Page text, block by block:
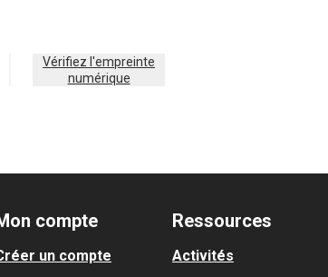
Vérifiez l'empreinte
numérique
compte
un compte
Ressources
Activités